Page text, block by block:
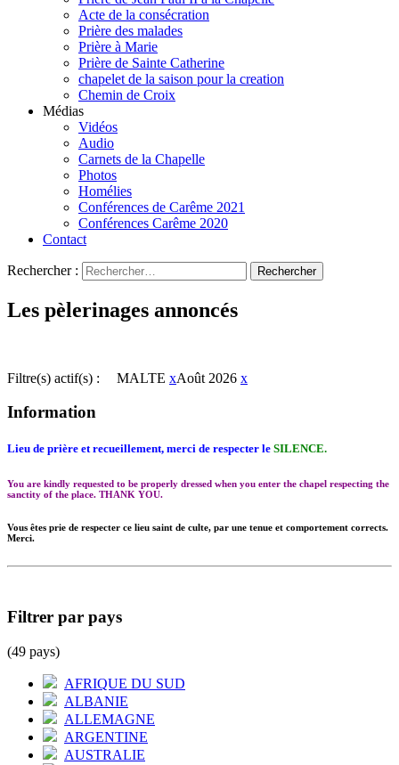
Acte de la consécration
Prière des malades
Prière à Marie
Prière de Sainte Catherine
chapelet de la saison pour la creation
Chemin de Croix
Médias
Vidéos
Audio
Carnets de la Chapelle
Photos
Homélies
Conférences de Carême 2021
Conférences Carême 2020
Contact
Rechercher :
Les pèlerinages annoncés
Filtre(s) actif(s) : MALTE xAoût 2026 x
Information
Lieu de prière et recueillement, merci de respecter le SILENCE.
You are kindly requested to be properly dressed when you enter the chapel respecting the
sanctity of the place. THANK YOU.
Vous êtes prie de respecter ce lieu saint de culte, par une tenue et comportement corrects.
Merci.
Filtrer par pays
(49 pays)
AFRIQUE DU SUD
ALBANIE
ALLEMAGNE
ARGENTINE
AUSTRALIE